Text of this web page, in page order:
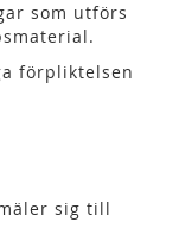
som utförs
förpliktelsen
sig till